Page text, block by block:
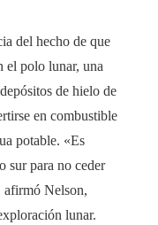
del hecho de que
el polo lunar, una
de hielo de
en combustible
potable. «Es
sur para no ceder
afirmó Nelson,
lunar.